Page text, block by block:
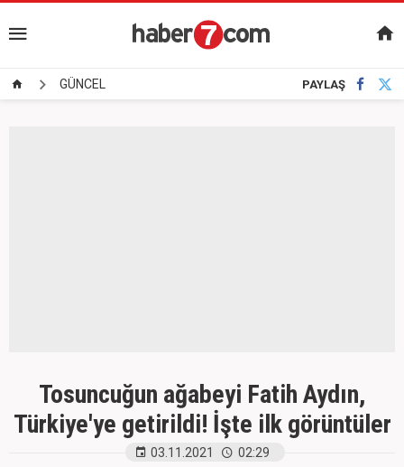
GÜNCEL PAYLAŞ
Tosuncuğun ağabeyi Fatih Aydın,
Türkiye'ye getirildi! İşte ilk görüntüler
03.11.2021 02:29